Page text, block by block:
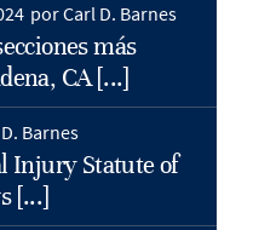
por Carl D. Barnes
más
CA [...]
Barnes
Injury Statute of
[...]